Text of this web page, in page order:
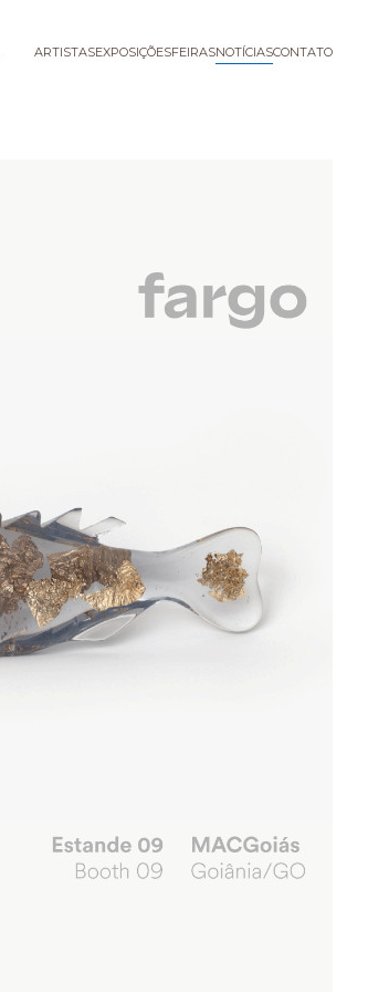
ARTISTASEXPOSIÇÕESFEIRASNOTÍCIASCONTATO